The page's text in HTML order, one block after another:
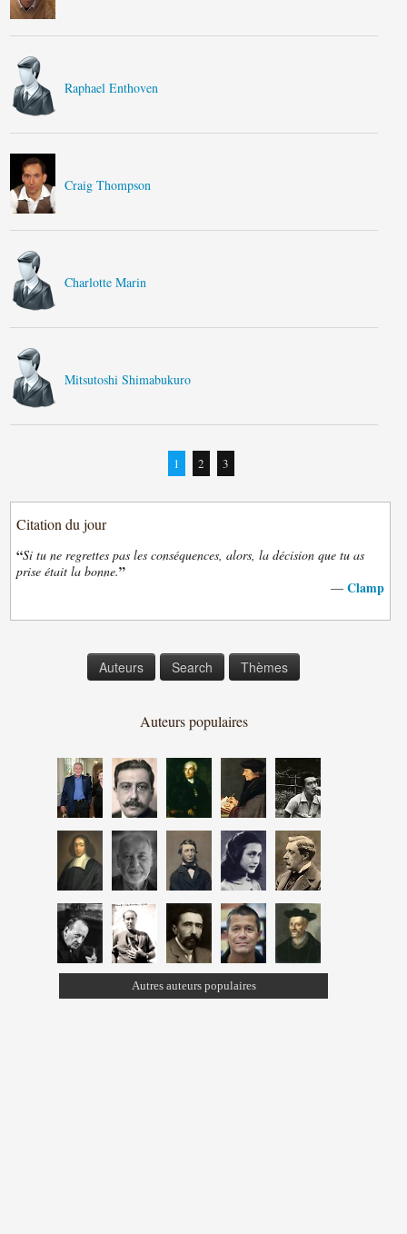
Raphael Enthoven
Craig Thompson
Charlotte Marin
Mitsutoshi Shimabukuro
1 2 3
Citation du jour
“Si tu ne regrettes pas les conséquences, alors, la décision que tu as
prise était la bonne.”
— Clamp
Auteurs Search Thèmes
Auteurs populaires
Autres auteurs populaires